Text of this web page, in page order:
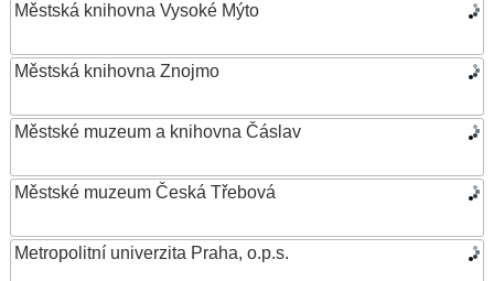
Městská knihovna Vysoké Mýto
Městská knihovna Znojmo
Městské muzeum a knihovna Čáslav
Městské muzeum Česká Třebová
Metropolitní univerzita Praha, o.p.s.